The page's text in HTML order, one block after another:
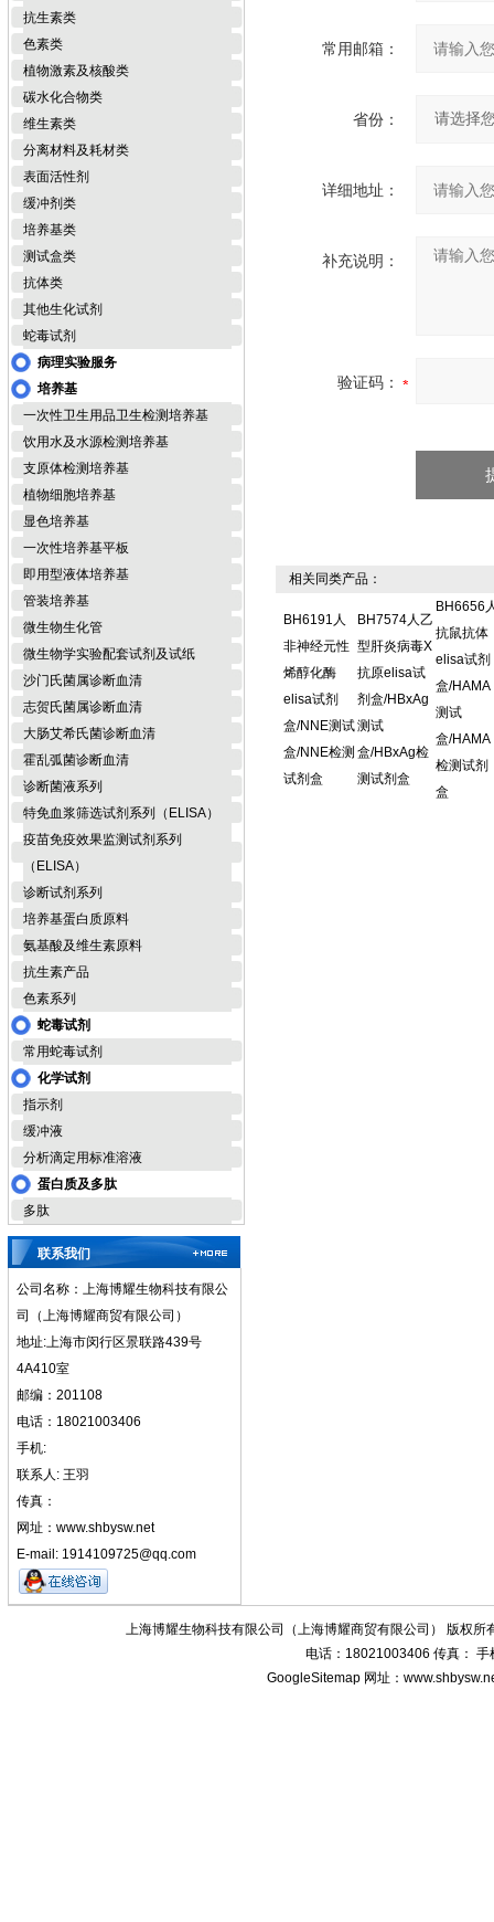
抗生素类
色素类
植物激素及核酸类
碳水化合物类
维生素类
分离材料及耗材类
表面活性剂
缓冲剂类
培养基类
测试盒类
抗体类
其他生化试剂
蛇毒试剂
病理实验服务
培养基
一次性卫生用品卫生检测培养基
饮用水及水源检测培养基
支原体检测培养基
植物细胞培养基
显色培养基
一次性培养基平板
即用型液体培养基
管装培养基
微生物生化管
微生物学实验配套试剂及试纸
沙门氏菌属诊断血清
志贺氏菌属诊断血清
大肠艾希氏菌诊断血清
霍乱弧菌诊断血清
诊断菌液系列
特免血浆筛选试剂系列（ELISA）
疫苗免疫效果监测试剂系列
（ELISA）
诊断试剂系列
培养基蛋白质原料
氨基酸及维生素原料
抗生素产品
色素系列
蛇毒试剂
常用蛇毒试剂
化学试剂
指示剂
缓冲液
分析滴定用标准溶液
蛋白质及多肽
多肽
联系我们
公司名称：上海博耀生物科技有限公
司（上海博耀商贸有限公司）
地址:上海市闵行区景联路439号
4A410室
邮编：201108
电话：18021003406
手机:
联系人: 王羽
传真：
网址：www.shbysw.net
E-mail: 1914109725@qq.com
常用邮箱：
省份：
详细地址：
补充说明：
验证码：
相关同类产品：
BH6191人
非神经元性
烯醇化酶
elisa试剂
盒/NNE测试
盒/NNE检测
试剂盒
BH7574人乙
型肝炎病毒X
抗原elisa试
剂盒/HBxAg
测试
盒/HBxAg检
测试剂盒
BH6656
抗鼠抗体
elisa试剂
盒/HAMA
测试
盒/HAMA
检测试剂
盒
上海博耀生物科技有限公司（上海博耀商贸有限公司） 版权所
电话：18021003406 传真： 手
GoogleSitemap 网址：